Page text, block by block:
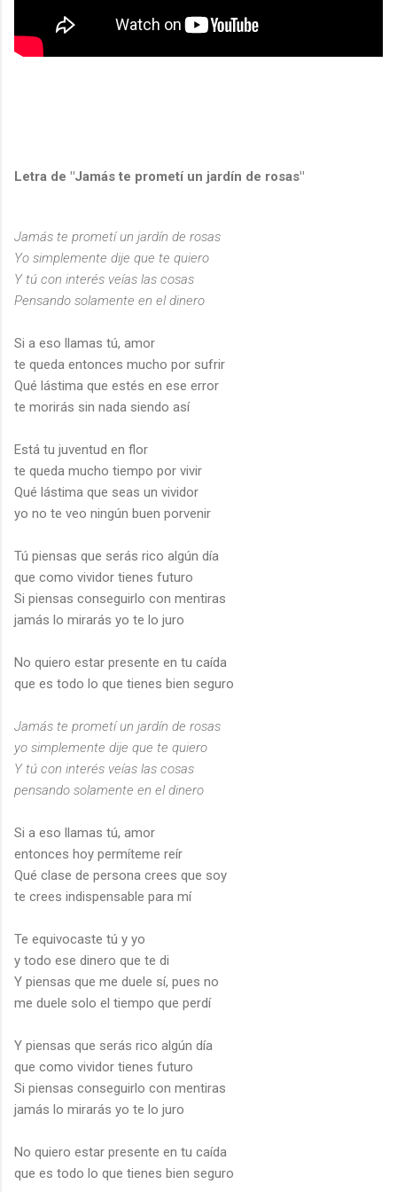
Letra de "Jamás te prometí un jardín de rosas"
Jamás te prometí un jardín de rosas
Yo simplemente dije que te quiero
Y tú con interés veías las cosas
Pensando solamente en el dinero
Si a eso llamas tú, amor
te queda entonces mucho por sufrir
Qué lástima que estés en ese error
te morirás sin nada siendo así
Está tu juventud en flor
te queda mucho tiempo por vivir
Qué lástima que seas un vividor
yo no te veo ningún buen porvenir
Tú piensas que serás rico algún día
que como vividor tienes futuro
Si piensas conseguirlo con mentiras
jamás lo mirarás yo te lo juro
No quiero estar presente en tu caída
que es todo lo que tienes bien seguro
Jamás te prometí un jardín de rosas
yo simplemente dije que te quiero
Y tú con interés veías las cosas
pensando solamente en el dinero
Si a eso llamas tú, amor
entonces hoy permíteme reír
Qué clase de persona crees que soy
te crees indispensable para mí
Te equivocaste tú y yo
y todo ese dinero que te di
Y piensas que me duele sí, pues no
me duele solo el tiempo que perdí
Y piensas que serás rico algún día
que como vividor tienes futuro
Si piensas conseguirlo con mentiras
jamás lo mirarás yo te lo juro
No quiero estar presente en tu caída
que es todo lo que tienes bien seguro